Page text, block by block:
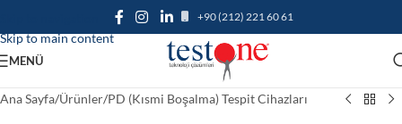
Skip to main content
+90 (212) 221 60 61
MENÜ
Ana Sayfa/Ürünler/PD (Kısmi Boşalma) Tespit Cihazları